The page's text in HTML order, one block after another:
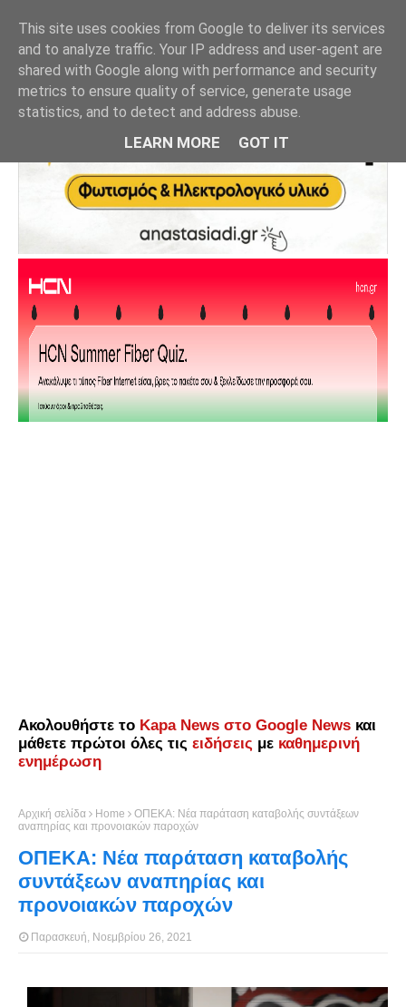
Ακολουθήστε το Kapa News στο Google News και
μάθετε πρώτοι όλες τις ειδήσεις με καθημερινή
ενημέρωση
Αρχική σελίδα Home
ΟΠΕΚΑ: Νέα παράταση καταβολής συντάξεων
αναπηρίας και προνοιακών παροχών
ΟΠΕΚΑ: Νέα παράταση καταβολής
συντάξεων αναπηρίας και
προνοιακών παροχών
Παρασκευή, Νοεμβρίου 26, 2021
This site uses cookies from Google to deliver its services
and to analyze traffic. Your IP address and user-agent are
shared with Google along with performance and security
metrics to ensure quality of service, generate usage
statistics, and to detect and address abuse.
LEARN MORE GOT IT